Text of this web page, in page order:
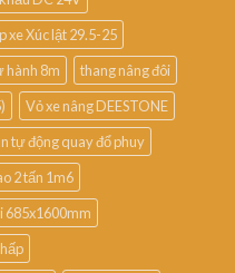
xe Xúc lật 29.5-25
hành 8m
thang nâng đôi
Vỏ xe nâng DEESTONE
tự động quay đổ phuy
2 tấn 1m6
685x1600mm